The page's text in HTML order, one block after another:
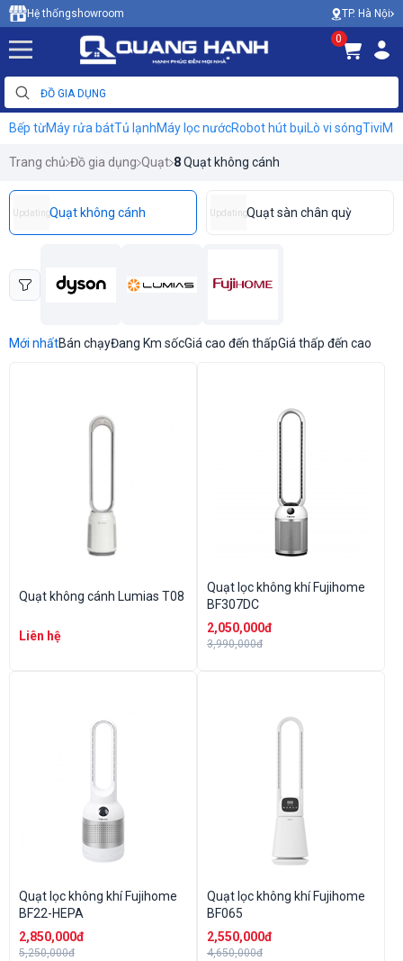
Hệ thốngshowroom TP. Hà Nội
0
Bếp từMáy rửa bátTủ lạnhMáy lọc nướcRobot hút bụiLò vi sóngTivi
Trang chủ Đồ gia dụng Quạt 8Quạt không cánh
UpdatingQuạt không cánh UpdatingQuạt sàn chân quỳ
Mới nhấtBán chạyĐang Km sốcGiá cao đến thấpGiá thấp đến cao
Quạt không cánh Lumias T08
Liên hệ
Quạt lọc không khí Fujihome
BF307DC
2,050,000đ
3,990,000đ
Quạt lọc không khí Fujihome
BF22-HEPA
2,850,000đ
5,250,000đ
Quạt lọc không khí Fujihome
BF065
2,550,000đ
4,650,000đ